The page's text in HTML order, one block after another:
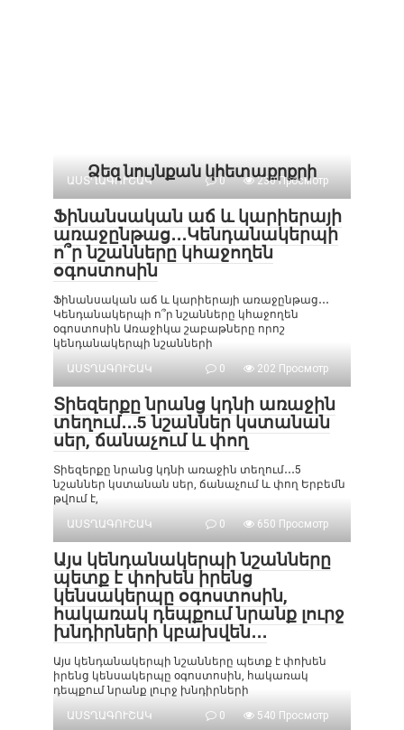
Ձեզ նույնքան կհետաքրքրի
ԱՍՏՂԱԳՈՒՇԱԿ 0 230 Просмотр
Ֆինանսական աճ և կարիերայի
առաջընթաց․․․Կենդանակերպի
ո՞ր նշանները կհաջողեն
օգոստոսին
Ֆինանսական աճ և կարիերայի առաջընթաց․․․
Կենդանակերպի ո՞ր նշանները կհաջողեն
օգոստոսին Առաջիկա շաբաթները որոշ
կենդանակերպի նշանների
ԱՍՏՂԱԳՈՒՇԱԿ
0 202 Просмотр
Տիեզերքը նրանց կդնի առաջին
տեղում․․․5 նշաններ կստանան
սեր, ճանաչում և փող
Տիեզերքը նրանց կդնի առաջին տեղում․․․5
նշաններ կստանան սեր, ճանաչում և փող Երբեմն
թվում է,
ԱՍՏՂԱԳՈՒՇԱԿ
0 650 Просмотр
Այս կենդանակերպի նշանները
պետք է փոխեն իրենց
կենսակերպը օգոստոսին,
հակառակ դեպքում նրանք լուրջ
խնդիրների կբախվեն․․․
Այս կենդանակերպի նշանները պետք է փոխեն
իրենց կենսակերպը օգոստոսին, հակառակ
դեպքում նրանք լուրջ խնդիրների
ԱՍՏՂԱԳՈՒՇԱԿ
0 540 Просмотр